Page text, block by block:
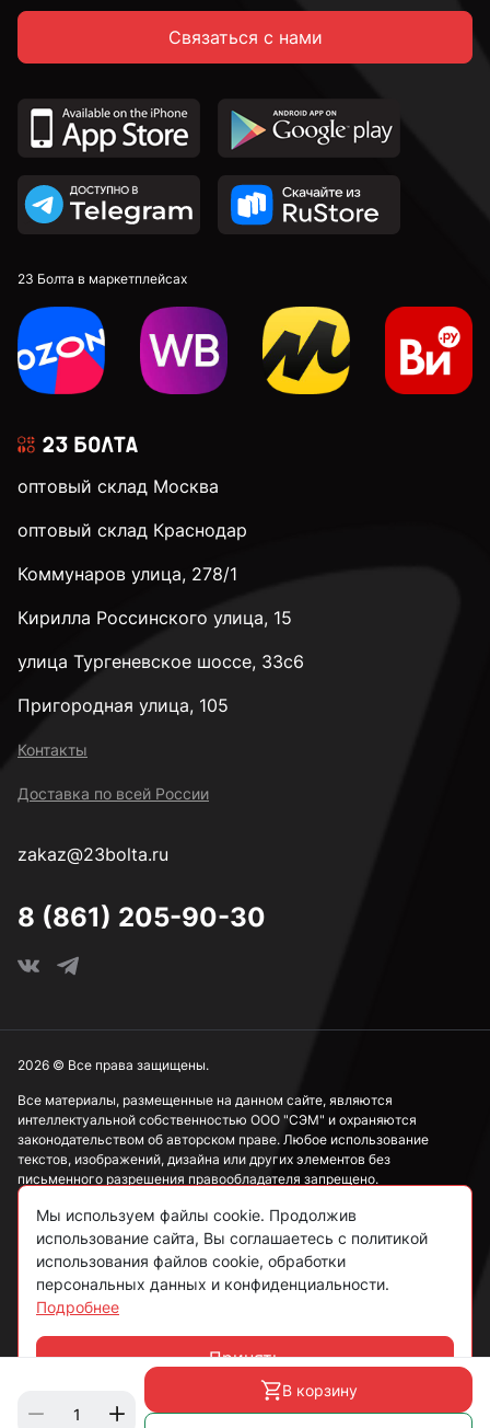
В корзину
Связаться с нами
23 Болта в маркетплейсах
оптовый склад Москва
оптовый склад Краснодар
Коммунаров улица, 278/1
Кирилла Россинского улица, 15
улица Тургеневское шоссе, 33с6
Пригородная улица, 105
Контакты
Доставка по всей России
zakaz@23bolta.ru
8 (861) 205-90-30
Все материалы, размещенные на данном сайте, являются
интеллектуальной собственностью ООО "СЭМ" и охраняются
законодательством об авторском праве. Любое использование
текстов, изображений, дизайна или других элементов без
письменного разрешения правообладателя запрещено.
Информация, представленная на сайте, носит исключительно
ознакомительный характер и не может рассматриваться как
публичная оферта в соответствии со ст. 437 ГК РФ.
Политика конфиденциальности
Согласие на обработку данных
2026 © Все права защищены.
Мы используем файлы cookie. Продолжив
использование сайта, Вы соглашаетесь с политикой
использования файлов cookie, обработки
персональных данных и конфиденциальности.
Подробнее
Принять